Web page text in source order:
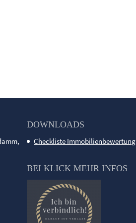
DOWNLOADS
Checkliste Immobilienbewertung
BEI KLICK MEHR INFOS